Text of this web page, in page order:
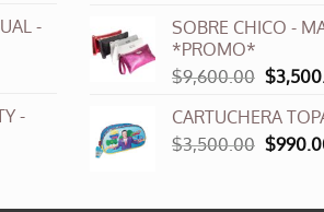
-
-
SOBRE CHICO -
*PROMO*
$9,600.00 El
original
era:
$
CARTUCHERA
$3,500.00 El
$